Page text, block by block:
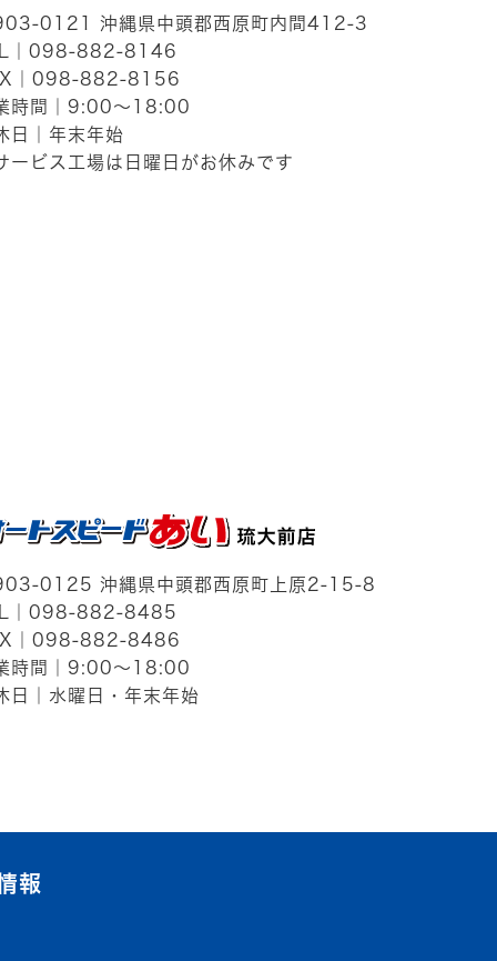
0121 沖縄県中頭郡西原町内間412-3
098-882-8146
｜098-882-8156
時間｜9:00～18:00
日｜年末年始
ービス工場は日曜日がお休みです
0125 沖縄県中頭郡西原町上原2-15-8
098-882-8485
｜098-882-8486
時間｜9:00～18:00
日｜水曜日・年末年始
報